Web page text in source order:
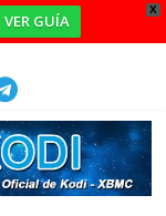
X
VER GUÍA